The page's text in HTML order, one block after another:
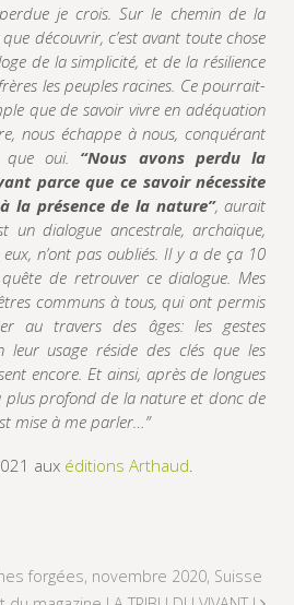
perdue je crois. Sur le chemin de la
découvrir, c’est avant toute chose
de la simplicité, et de la résilience
les peuples racines. Ce pourrait-
que de savoir vivre en adéquation
nous échappe à nous, conquérant
que oui. “Nous avons perdu la
parce que ce savoir nécessite
la présence de la nature”, aurait
un dialogue ancestrale, archaïque,
n’ont pas oubliés. Il y a de ça 10
de retrouver ce dialogue. Mes
communs à tous, qui ont permis
au travers des âges: les gestes
leur usage réside des clés que les
encore. Et ainsi, après de longues
plus profond de la nature et donc de
mise à me parler…”
aux éditions Arthaud
forgées, novembre 2020, Suisse